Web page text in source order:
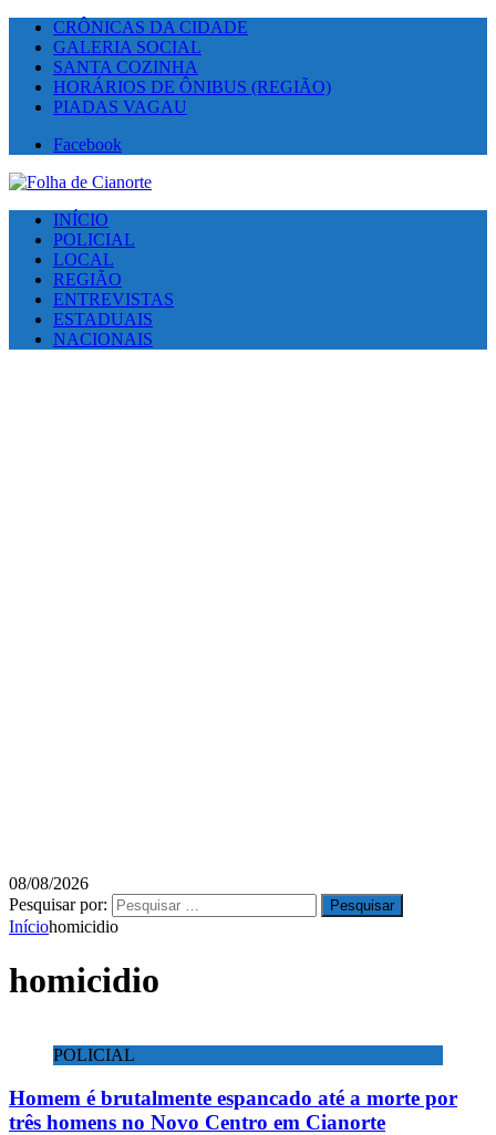
CRÔNICAS DA CIDADE
GALERIA SOCIAL
SANTA COZINHA
HORÁRIOS DE ÔNIBUS (REGIÃO)
PIADAS VAGAU
Facebook
INÍCIO
POLICIAL
LOCAL
REGIÃO
ENTREVISTAS
ESTADUAIS
NACIONAIS
08/08/2026
Pesquisar por:
Iníciohomicidio
homicidio
POLICIAL
Homem é brutalmente espancado até a morte por
três homens no Novo Centro em Cianorte